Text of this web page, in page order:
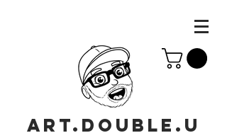
ART.DOUBLE.U